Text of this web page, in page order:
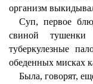
организм
Суп, первое
свиной
туберкулезные
обеденных мисках
Была, говорят,